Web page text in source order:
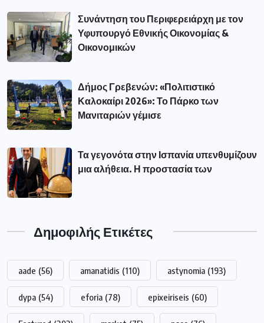
Συνάντηση του Περιφερειάρχη με τον
Υφυπουργό Εθνικής Οικονομίας &
Οικονομικών
Δήμος Γρεβενών: «Πολιτιστικό
Καλοκαίρι 2026»: Το Πάρκο των
Μανιταριών γέμισε
Τα γεγονότα στην Ισπανία υπενθυμίζουν
μια αλήθεια. Η προστασία των
Δημοφιλής Ετικέτες
aade (56) amanatidis (110) astynomia (193)
dypa (54) eforia (78) epixeiriseis (60)